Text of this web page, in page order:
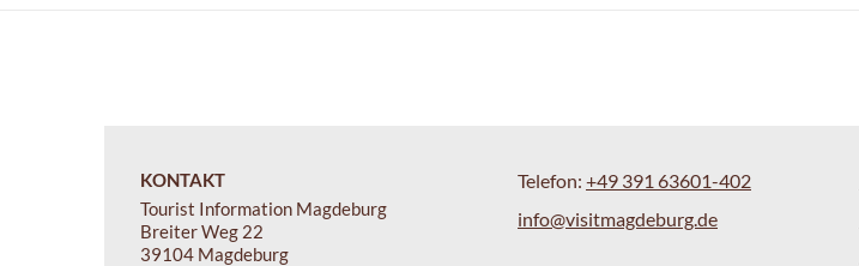
KONTAKT
Tourist Information Magdeburg
Breiter Weg 22
39104 Magdeburg
Telefon: +49 391 63601-402
info@visitmagdeburg.de